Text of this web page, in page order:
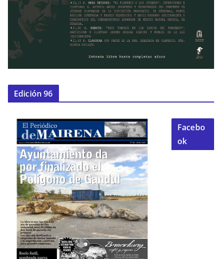
Edición 96
Facebo
ok